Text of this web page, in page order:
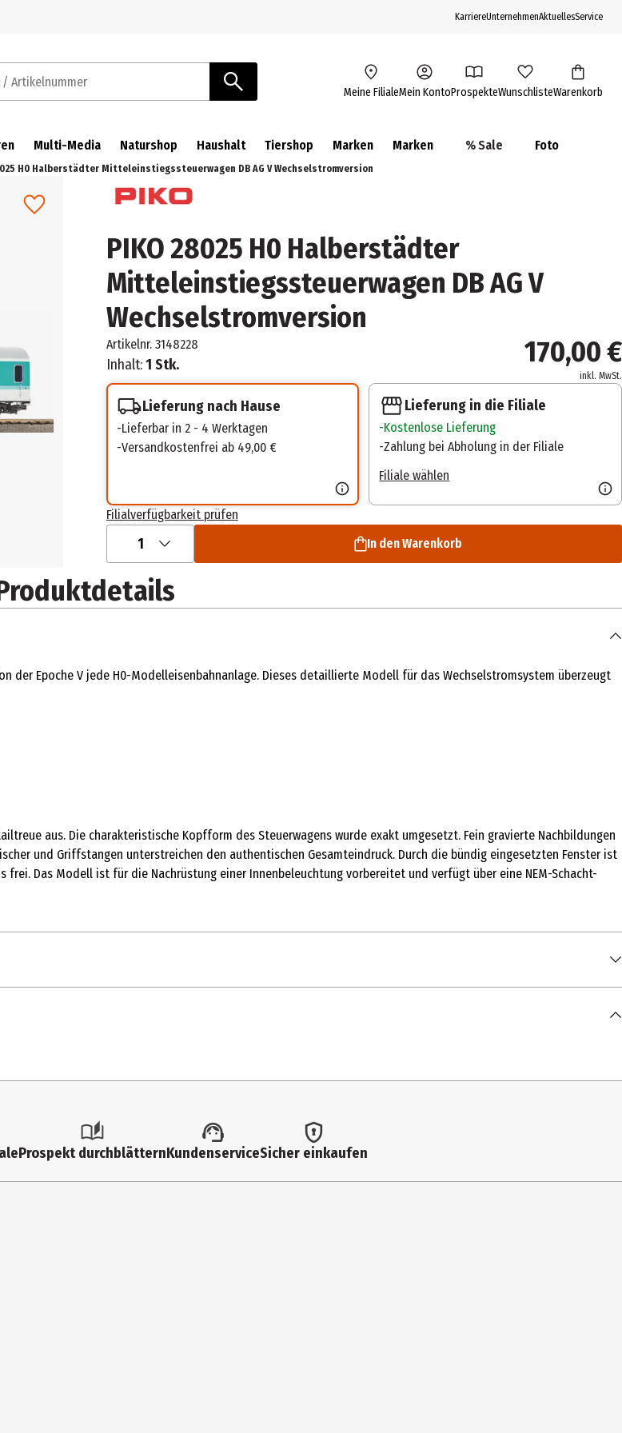
KarriereUnternehmenAktuellesService
Meine FilialeMein KontoProspekteWunschlisteWarenkorb
Multi-Media Naturshop Haushalt Tiershop Marken Marken % Sale Foto
H0 Halberstädter Mitteleinstiegssteuerwagen DB AG V Wechselstromversion
PIKO 28025 H0 Halberstädter
Mitteleinstiegssteuerwagen DB AG V
Wechselstromversion
Artikelnr. 3148228
Inhalt:1 Stk. 170,00 €
inkl. MwSt.
Lieferung nach Hause
Lieferbar in 2 - 4 Werktagen
Versandkostenfrei ab 49,00 €
Lieferung in die Filiale
Kostenlose Lieferung
Zahlung bei Abholung in der Filiale
Filiale wählen
Filialverfügbarkeit prüfen
1 In den Warenkorb
der Epoche V jede H0-Modelleisenbahnanlage. Dieses detaillierte Modell für das Wechselstromsystem überzeugt
aus. Die charakteristische Kopfform des Steuerwagens wurde exakt umgesetzt. Fein gravierte Nachbildungen
und Griffstangen unterstreichen den authentischen Gesamteindruck. Durch die bündig eingesetzten Fenster ist
Das Modell ist für die Nachrüstung einer Innenbeleuchtung vorbereitet und verfügt über eine NEM-Schacht-
PIKO Spielwaren GmbH
Prospekt durchblätternKundenserviceSicher einkaufen